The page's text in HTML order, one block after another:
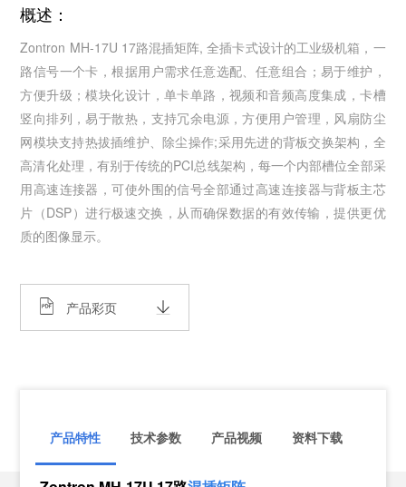
概述：
Zontron ​MH-17U 17路混插矩阵, 全插卡式设计的工业级机箱，一
路信号一个卡，根据用户需求任意选配、任意组合；易于维护，
方便升级；模块化设计，单卡单路，视频和音频高度集成，卡槽
竖向排列，易于散热，支持冗余电源，方便用户管理，风扇防尘
网模块支持热拔插维护、除尘操作;采用先进的背板交换架构，全
高清化处理，有别于传统的PCI总线架构，每一个内部槽位全部采
用高速连接器，可使外围的信号全部通过高速连接器与背板主芯
片（DSP）进行极速交换，从而确保数据的有效传输，提供更优
质的图像显示。
产品彩页
产品特性 技术参数 产品视频 资料下载